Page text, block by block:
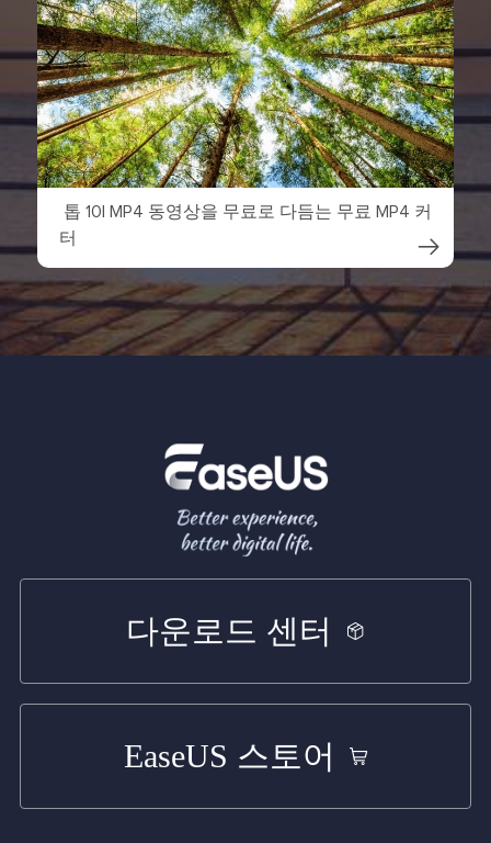
톱 10| MP4 동영상을 무료로 다듬는 무료 MP4 커
터

다운로드 센터
EaseUS 스토어